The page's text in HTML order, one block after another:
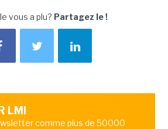
vous a plu? Partagez le !
LMI
comme plus de 50000